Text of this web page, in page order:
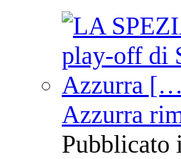
Azzurra
Pubblicato